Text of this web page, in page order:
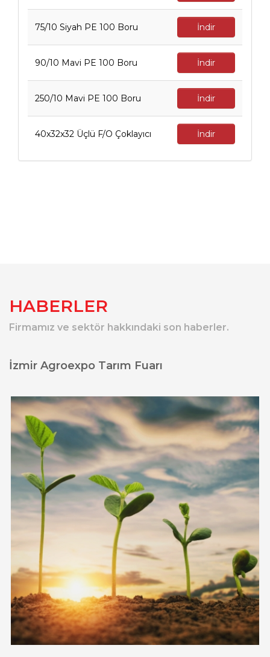
75/10 Siyah PE 100 Boru İndir
90/10 Mavi PE 100 Boru İndir
250/10 Mavi PE 100 Boru İndir
40x32x32 Üçlü F/O Çoklayıcı İndir
HABERLER
Firmamız ve sektör hakkındaki son haberler.
İzmir Agroexpo Tarım Fuarı